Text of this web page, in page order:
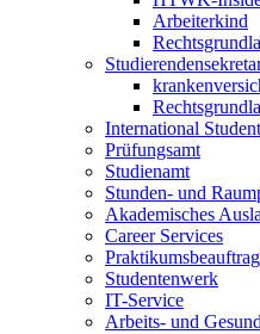
Arbeiterkind
International
Prüfungsamt
Studienamt
Stunden- und
Akademisches
Career Services
Studentenwerk
IT-Service
Arbeits- und